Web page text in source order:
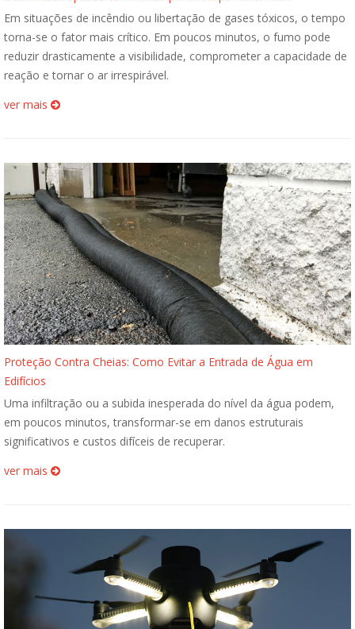
Em situações de incêndio ou libertação de gases tóxicos, o tempo
torna-se o fator mais crítico. Em poucos minutos, o fumo pode
reduzir drasticamente a visibilidade, comprometer a capacidade de
reação e tornar o ar irrespirável.
ver mais
Proteção Contra Cheias: Como Evitar a Entrada de Água em
Edifícios
Uma infiltração ou a subida inesperada do nível da água podem,
em poucos minutos, transformar-se em danos estruturais
significativos e custos difíceis de recuperar.
ver mais